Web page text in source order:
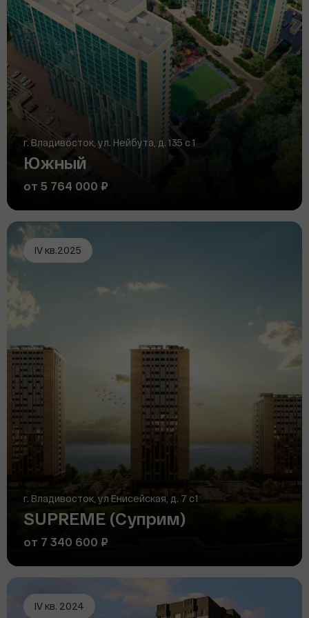
г. Владивосток, ул. Нейбута, д. 135 с 1
Южный
от 5 764 000 ₽
IV кв.2025
г. Владивосток, ул Енисейская, д. 7 с1
SUPREME (Суприм)
от 7 340 600 ₽
IV кв. 2024